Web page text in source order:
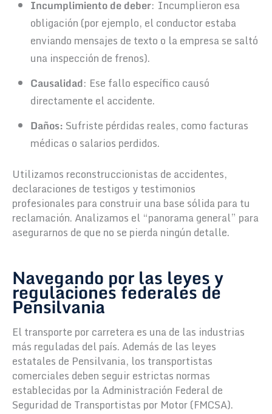
Incumplimiento de deber: Incumplieron esa
obligación (por ejemplo, el conductor estaba
enviando mensajes de texto o la empresa se saltó
una inspección de frenos).
Causalidad: Ese fallo específico causó
directamente el accidente.
Daños: Sufriste pérdidas reales, como facturas
médicas o salarios perdidos.
Utilizamos reconstruccionistas de accidentes,
declaraciones de testigos y testimonios
profesionales para construir una base sólida para tu
reclamación. Analizamos el “panorama general” para
asegurarnos de que no se pierda ningún detalle.
Navegando por las leyes y
regulaciones federales de
Pensilvania
El transporte por carretera es una de las industrias
más reguladas del país. Además de las leyes
estatales de Pensilvania, los transportistas
comerciales deben seguir estrictas normas
establecidas por la Administración Federal de
Seguridad de Transportistas por Motor (FMCSA).